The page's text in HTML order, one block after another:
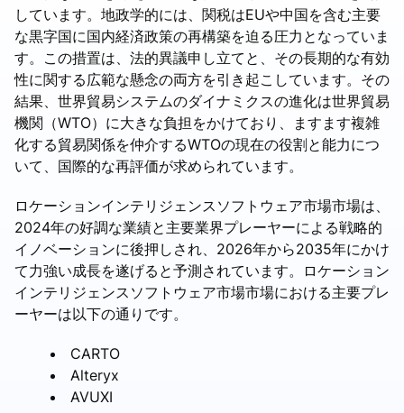
しています。地政学的には、関税はEUや中国を含む主要
な黒字国に国内経済政策の再構築を迫る圧力となっていま
す。この措置は、法的異議申し立てと、その長期的な有効
性に関する広範な懸念の両方を引き起こしています。その
結果、世界貿易システムのダイナミクスの進化は世界貿易
機関（WTO）に大きな負担をかけており、ますます複雑
化する貿易関係を仲介するWTOの現在の役割と能力につ
いて、国際的な再評価が求められています。
ロケーションインテリジェンスソフトウェア市場市場は、
2024年の好調な業績と主要業界プレーヤーによる戦略的
イノベーションに後押しされ、2026年から2035年にかけ
て力強い成長を遂げると予測されています。ロケーション
インテリジェンスソフトウェア市場市場における主要プレ
ーヤーは以下の通りです。
CARTO
Alteryx
AVUXI